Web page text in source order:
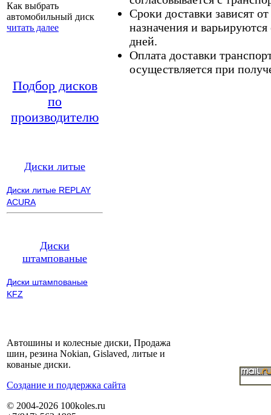
Как выбрать
автомобильный диск
читать далее
Подбор дисков
по
производителю
Диски литые
Диски литые REPLAY
ACURA
Диски
штампованые
Диски штампованые
KFZ
Сроки доставки зависят
назначения и
дней.
Оплата доставки
осуществляется при
Автошины и колесные диски, Продажа
шин, резина Nokian, Gislaved, литые и
кованые диски.
Cоздание и поддержка сайта
© 2004-2026 100koles.ru